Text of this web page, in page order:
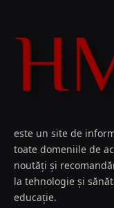
este un site de
toate domeniile de
noutăți și
la tehnologie și
educație.